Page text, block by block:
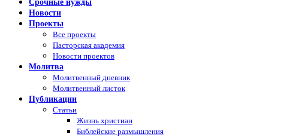
Срочные нужды
Новости
Проекты
Все проекты
Пасторская академия
Новости проектов
Молитва
Молитвенный дневник
Молитвенный листок
Публикации
Статьи
Жизнь христиан
Библейские размышления